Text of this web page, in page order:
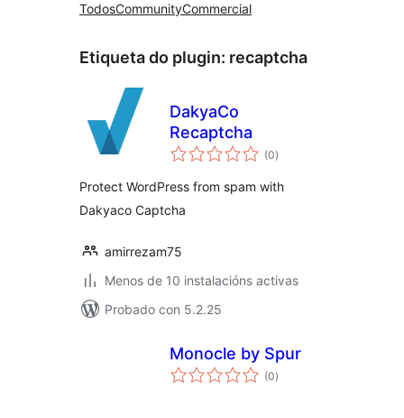
TodosCommunityCommercial
Etiqueta do plugin: recaptcha
DakyaCo
Recaptcha
(0valoracións
totais
)
Protect WordPress from spam with
Dakyaco Captcha
amirrezam75
Menos de 10 instalacións activas
Probado con 5.2.25
Monocle by Spur
(0valoracións
totais
)